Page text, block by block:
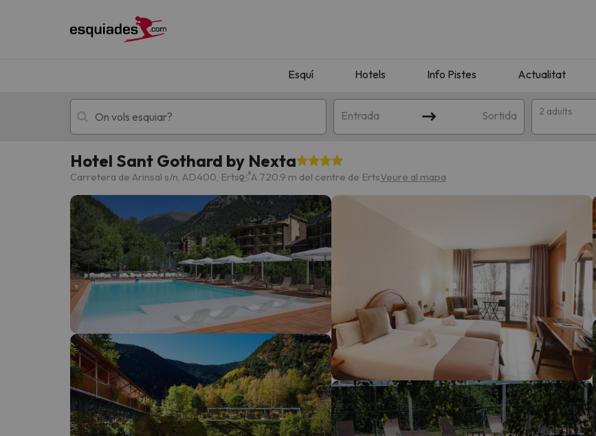
Esquí Hotels Info Pistes Actualitat
Entrada Sortida 2 adults
Esquí Escapades
!Vaja! No hem trobat resultats que coincideixin amb la teva cerca. Intenteu modificar la destinació.
Vaja! Sembla que el nostre cercador ha perdut el nord. Quan trobi la seva brúixola torna.
Hotel Sant Gothard by Nexta
Carretera de Arinsal s/n, AD400, Erts A 720.9 m del centre de ErtsVeure al mapa